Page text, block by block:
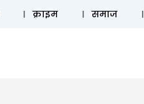
ऑडियो स्टोरी लॉग इन
क्राइम समाज